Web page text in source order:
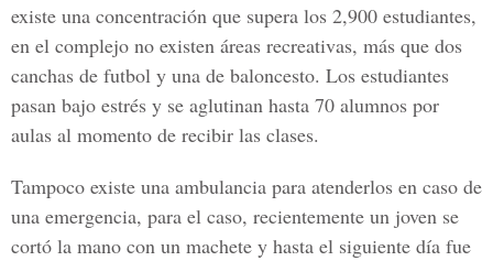
existe una concentración que supera los 2,900 estudiantes,
en el complejo no existen áreas recreativas, más que dos
canchas de futbol y una de baloncesto. Los estudiantes
pasan bajo estrés y se aglutinan hasta 70 alumnos por
aulas al momento de recibir las clases.
Tampoco existe una ambulancia para atenderlos en caso de
una emergencia, para el caso, recientemente un joven se
cortó la mano con un machete y hasta el siguiente día fue